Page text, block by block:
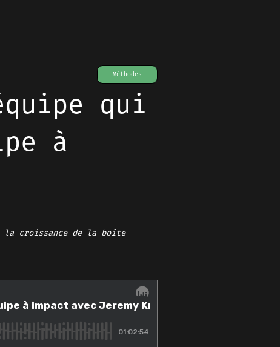
Méthodes
qui
à
la croissance de la boîte